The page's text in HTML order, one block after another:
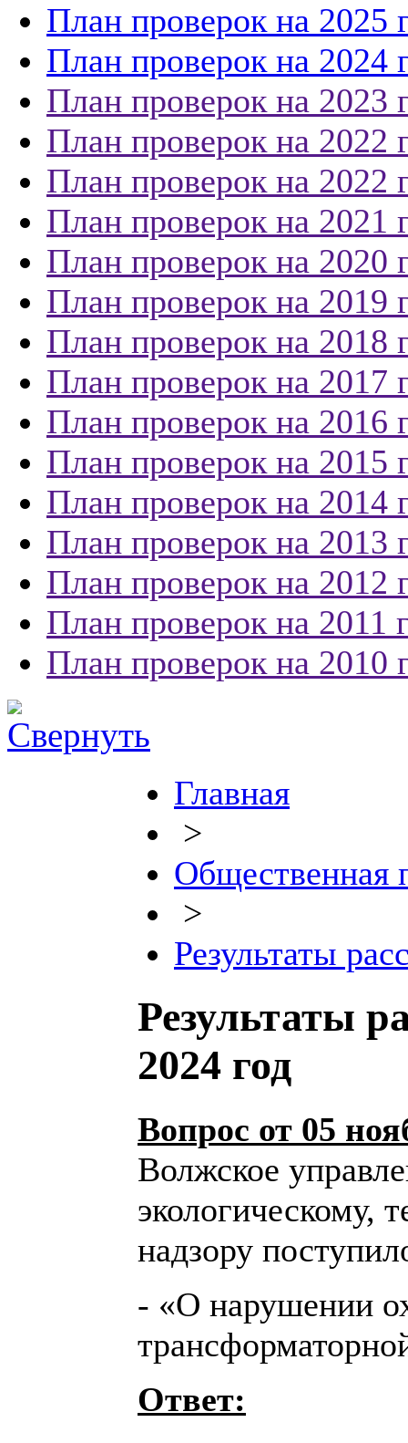
План проверок на 2025
План проверок на 2024
План проверок на 2023
План проверок на 2022
План проверок на 2022
План проверок на 2021
План проверок на 2020
План проверок на 2019
План проверок на 2018
План проверок на 2017
План проверок на 2016
План проверок на 2015
План проверок на 2014
План проверок на 2013
План проверок на 2012
План проверок на 2011
План проверок на 2010
Главная
>
Общественная
>
Результаты
Результаты
2024 год
Вопрос от 05
Волжское
экологическому,
надзору
- «О нарушении
Ответ: